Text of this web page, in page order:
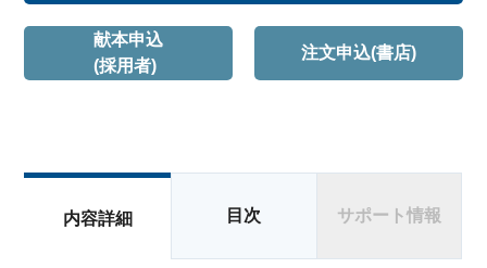
献本申込
(採用者)
注文申込(書店)
内容詳細 目次 サポート情報